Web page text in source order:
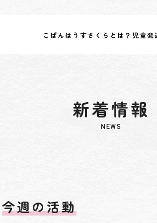
こぱんはうすさくらとは？ 児童発
新着情報
NEWS
今週の活動